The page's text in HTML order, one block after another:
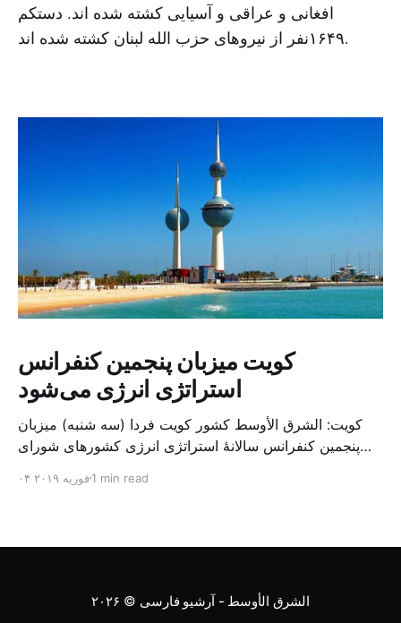
افغانی و عراقی و آسیایی کشته شده اند. دستکم
۱۶۴۹نفر از نیروهای حزب الله لبنان کشته شده اند.
کویت میزبان پنجمین کنفرانس
استراتژی انرژی می‌شود
کویت: الشرق الأوسط کشور کویت فردا (سه شنبه) میزبان
پنجمین کنفرانس سالانهٔ استراتژی انرژی کشورهای شورای
متخصص از شرکت‌های جهانی نفت و گاز در این کنفرانس
۰۴ فوریه ۲۰۱۹1 min read
الشرق الأوسط - آرشیو فارسی © ۲۰۲۶